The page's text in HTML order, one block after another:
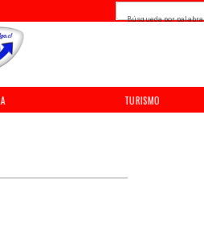
TURISMO
Búsqueda por palabra